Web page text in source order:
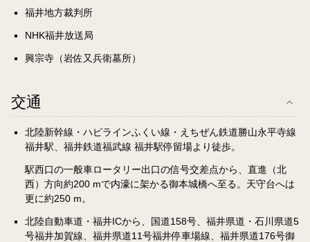
福井地方裁判所
NHK福井放送局
興宗寺（岩佐又兵衛墓所）
交通
北陸新幹線・ハピラインふくい線・えちぜん鉄道勝山永平寺線
福井駅、福井鉄道福武線 福井駅停留場より徒歩。
駅西口の一般車ロータリー出口の信号交差点から、直進（北
西）方向約200 mで内濠に架かる御本城橋へ至る。天守台へは
更に約250 m。
北陸自動車道・福井ICから、国道158号、福井県道・石川県道5
号福井加賀線、福井県道11号福井停車場線、福井県道176号御